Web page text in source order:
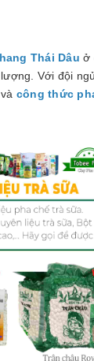
Thái Dâu ở
Với đội
công thức